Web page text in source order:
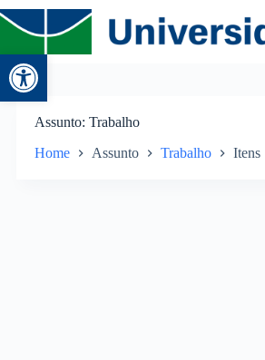
Abrir a barra de
Assunto Trabalho
Home Assunto Trabalho Itens